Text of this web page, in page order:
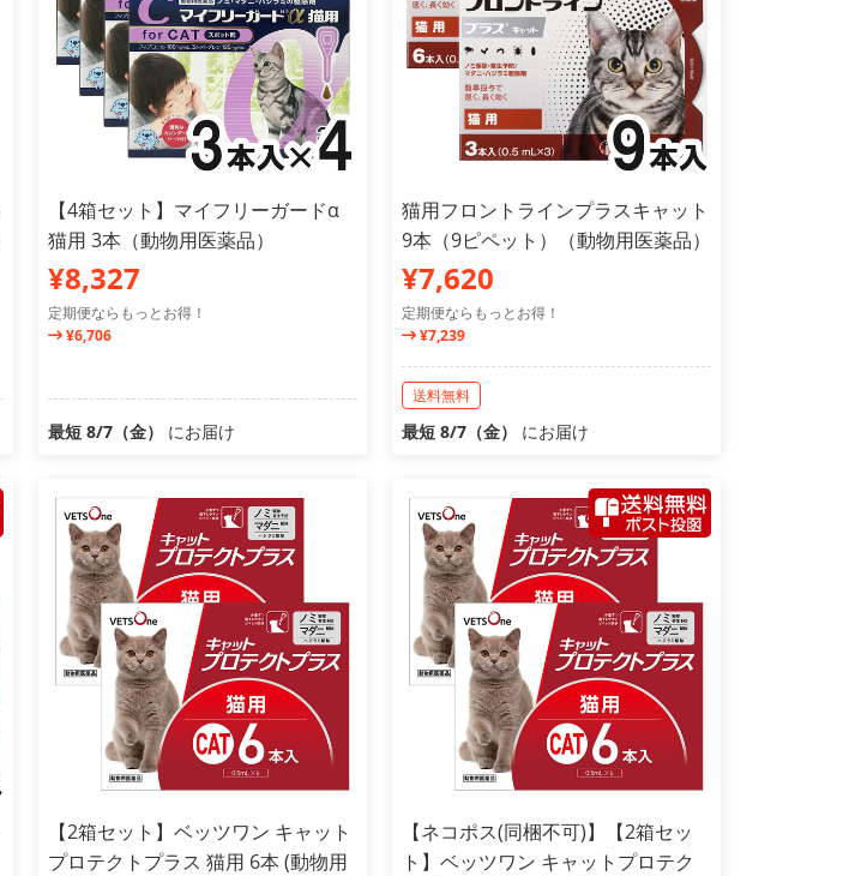
【4箱セット】マイフリーガードα
猫用 3本（動物用医薬品）
¥8,327
定期便ならもっとお得！
¥6,706
最短 8/7（金） にお届け
猫用フロントラインプラスキャット
9本（9ピペット）（動物用医薬品）
¥7,620
定期便ならもっとお得！
¥7,239
送料無料
最短 8/7（金） にお届け
【2箱セット】ベッツワン キャット
プロテクトプラス 猫用 6本 (動物用
【ネコポス(同梱不可)】【2箱セッ
ト】ベッツワン キャットプロテク